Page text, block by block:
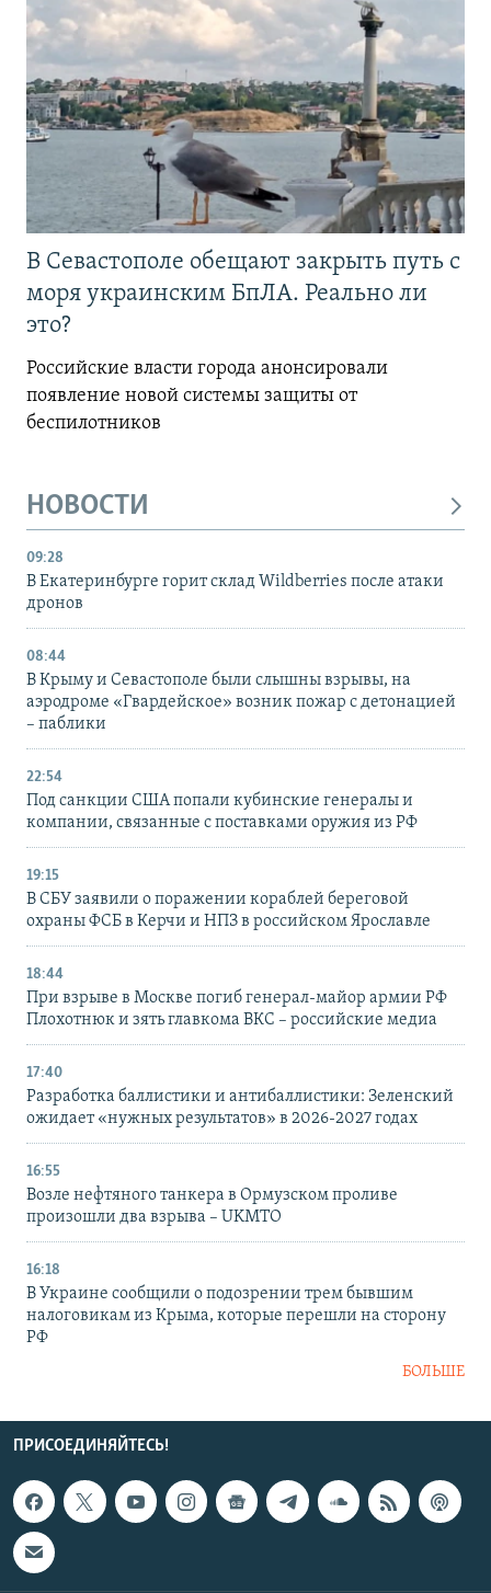
В Севастополе обещают закрыть путь с
моря украинским БпЛА. Реально ли
это?
Российские власти города анонсировали
появление новой системы защиты от
беспилотников
НОВОСТИ
09:28
В Екатеринбурге горит склад Wildberries после атаки
дронов
08:44
В Крыму и Севастополе были слышны взрывы, на
аэродроме «Гвардейское» возник пожар с детонацией
– паблики
22:54
Под санкции США попали кубинские генералы и
компании, связанные с поставками оружия из РФ
19:15
В СБУ заявили о поражении кораблей береговой
охраны ФСБ в Керчи и НПЗ в российском Ярославле
18:44
При взрыве в Москве погиб генерал-майор армии РФ
Плохотнюк и зять главкома ВКС – российские медиа
17:40
Разработка баллистики и антибаллистики: Зеленский
ожидает «нужных результатов» в 2026-2027 годах
16:55
Возле нефтяного танкера в Ормузском проливе
произошли два взрыва – UKMTO
16:18
В Украине сообщили о подозрении трем бывшим
налоговикам из Крыма, которые перешли на сторону
РФ
БОЛЬШЕ
ПРИСОЕДИНЯЙТЕСЬ!